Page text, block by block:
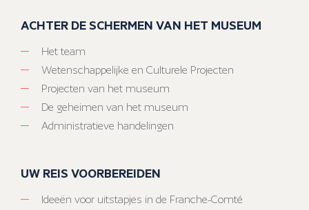
ACHTER DE SCHERMEN VAN HET MUSEUM
Het team
Wetenschappelijke en Culturele Projecten
Projecten van het museum
De geheimen van het museum
Administratieve handelingen
UW REIS VOORBEREIDEN
Ideeën voor uitstapjes in de Franche-Comté